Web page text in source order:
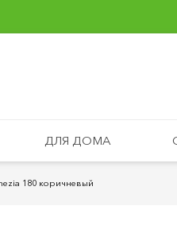
ДЛЯ ДОМА
180 коричневый